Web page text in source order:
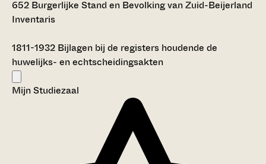
652 Burgerlijke Stand en Bevolking van Zuid-Beijerland
Inventaris
1811-1932 Bijlagen bij de registers houdende de
huwelijks- en echtscheidingsakten
Mijn Studiezaal